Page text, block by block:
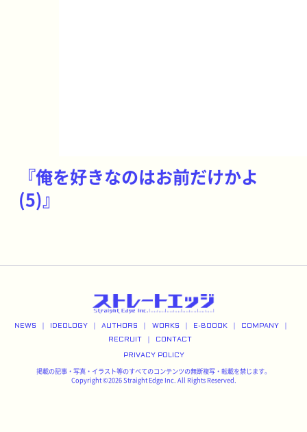
『俺を好きなのはお前だけかよ
(5)』
NEWS IDEOLOGY AUTHORS WORKS E-BOOOK COMPANY
RECRUIT CONTACT
PRIVACY POLICY
掲載の記事・写真・イラスト等のすべてのコンテンツの無断複写・転載を禁じます。
Copyright ©2026 Straight Edge Inc. All Rights Reserved.